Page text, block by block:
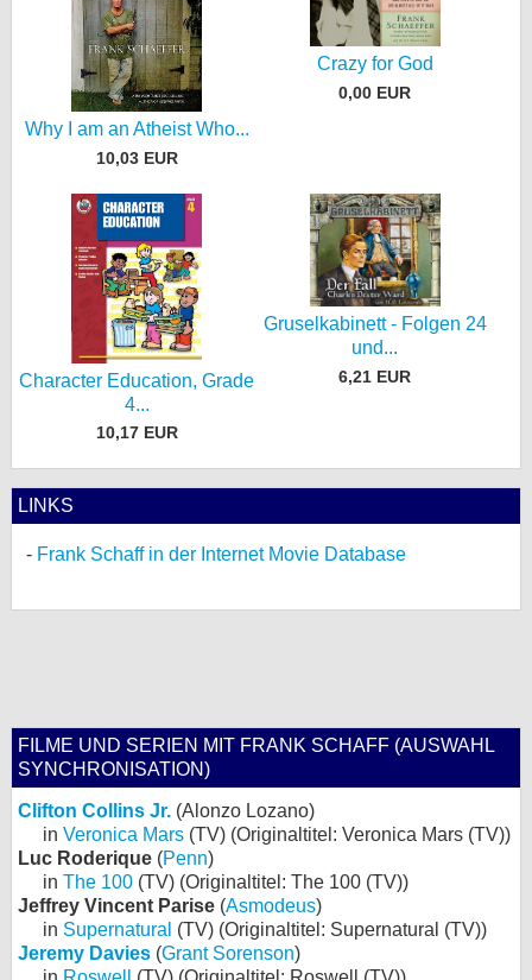
Why I am an Atheist Who...
10,03 EUR
Crazy for God
0,00 EUR
Character Education, Grade
4...
10,17 EUR
Gruselkabinett - Folgen 24
und...
6,21 EUR
LINKS
Frank Schaff in der Internet Movie Database
FILME UND SERIEN MIT FRANK SCHAFF (AUSWAHL
SYNCHRONISATION)
Clifton Collins Jr. (Alonzo Lozano)
in Veronica Mars (TV) (Originaltitel: Veronica Mars (TV))
Luc Roderique (Penn)
in The 100 (TV) (Originaltitel: The 100 (TV))
Jeffrey Vincent Parise (Asmodeus)
in Supernatural (TV) (Originaltitel: Supernatural (TV))
Jeremy Davies (Grant Sorenson)